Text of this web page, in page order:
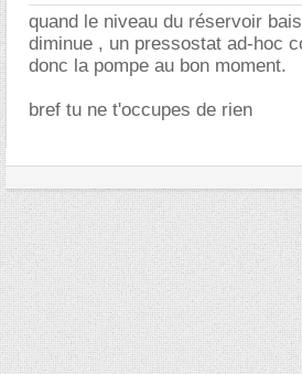
quand le niveau du réservoir
diminue , un pressostat ad-hoc
donc la pompe au bon moment.
bref tu ne t'occupes de rien